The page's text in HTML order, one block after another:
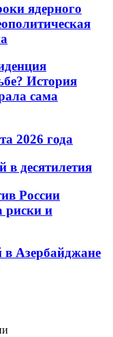
ядерного
История
сама
2026 года
в десятилетия
России
риски и
Азербайджане